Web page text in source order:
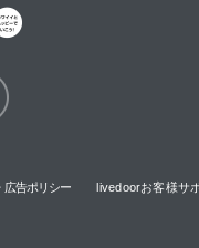
広告ポリシー livedoorお客様サ